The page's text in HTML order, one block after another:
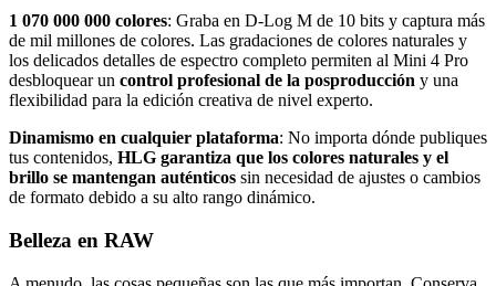
1 070 000 000 colores: Graba en D-Log M de 10 bits y captura más
de mil millones de colores. Las gradaciones de colores naturales y
los delicados detalles de espectro completo permiten al Mini 4 Pro
desbloquear un control profesional de la posproducción y una
flexibilidad para la edición creativa de nivel experto.
Dinamismo en cualquier plataforma: No importa dónde publiques
tus contenidos, HLG garantiza que los colores naturales y el
brillo se mantengan auténticos sin necesidad de ajustes o cambios
de formato debido a su alto rango dinámico.
Belleza en RAW